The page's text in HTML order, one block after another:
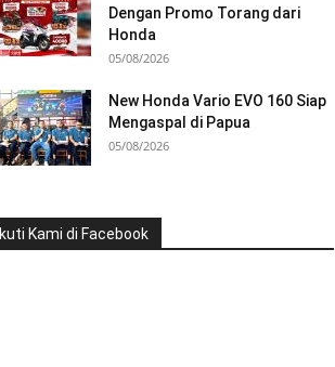
Dengan Promo Torang dari
Honda
05/08/2026
New Honda Vario EVO 160 Siap
Mengaspal di Papua
05/08/2026
Ikuti Kami di Facebook